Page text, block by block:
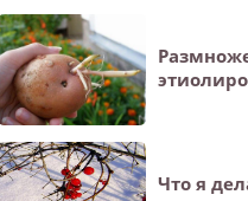
Что я